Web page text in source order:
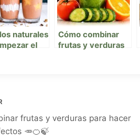
naturales
el
Cómo combinar
frutas y verduras
frutas y verduras para hacer
🥕🍊🍃